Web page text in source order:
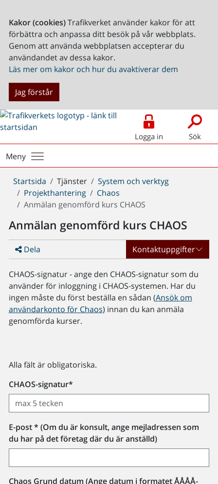
Kakor (cookies)Trafikverket använder kakor för att
förbättra och anpassa ditt besök på vår webbplats.
Genom att använda webbplatsen accepterar du
användandet av dessa kakor.
Läs mer om kakor och hur du avaktiverar dem
Jag förstår
Logga in Sök
Meny
Du
är
här:
Startsida Tjänster
System och verktyg
Projekthantering
Chaos
Anmälan genomförd kurs CHAOS
Anmälan genomförd kurs CHAOS
Dela Kontaktuppgifter
CHAOS-signatur - ange den CHAOS-signatur som du
använder för inloggning i CHAOS-systemen. Har du
ingen måste du först beställa en sådan (Ansök om
användarkonto för Chaos) innan du kan anmäla
genomförda kurser.
Alla fält är obligatoriska.
CHAOS-signatur*
E-post * (Om du är konsult, ange mejladressen som
du har på det företag där du är anställd)
Chaos Grund datum (Ange datum i formatet ÅÅÅÅ-